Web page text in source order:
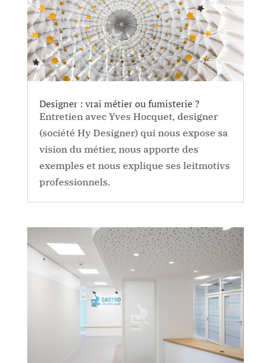
Designer : vrai métier ou fumisterie ?
Entretien avec Yves Hocquet, designer
(société Hy Designer) qui nous expose sa
vision du métier, nous apporte des
exemples et nous explique ses leitmotivs
professionnels.